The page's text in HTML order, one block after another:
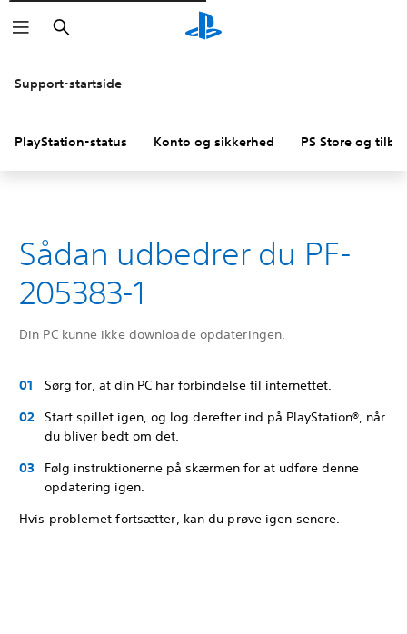
Søg
Support-startside
PlayStation-status Konto og sikkerhed PS Store og
Sådan udbedrer du PF-
205383-1
Din PC kunne ikke downloade opdateringen.
Sørg for, at din PC har forbindelse til internettet.
Start spillet igen, og log derefter ind på PlayStation®, når
du bliver bedt om det.
Følg instruktionerne på skærmen for at udføre denne
opdatering igen.
Hvis problemet fortsætter, kan du prøve igen senere.